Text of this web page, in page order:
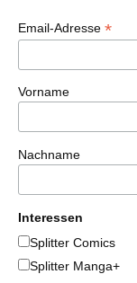
Email-Adresse *
Vorname
Nachname
Interessen
Splitter Comics
Splitter Manga+